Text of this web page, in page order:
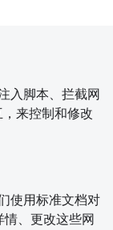
入脚本、拦截网
来控制和修改
使用标准文档对
、更改这些网